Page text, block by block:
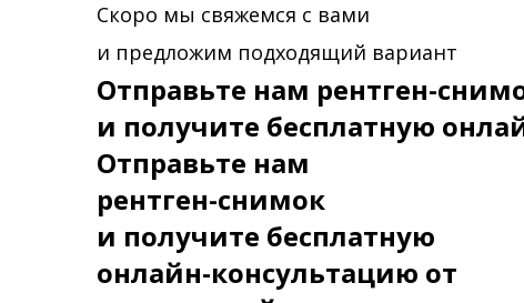
Скоро мы свяжемся с вами
и предложим подходящий вариант
Отправьте нам рентген-
и получите бесплатную
Отправьте нам
рентген-снимок
и получите бесплатную
онлайн-консультацию от